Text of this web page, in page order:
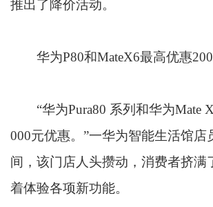
推出了降价活动。
华为P80和MateX6最高优惠
“华为Pura80 系列和华为Mate
000元优惠。”一华为智能生活馆店
间，该门店人头攒动，消费者挤满
着体验各项新功能。